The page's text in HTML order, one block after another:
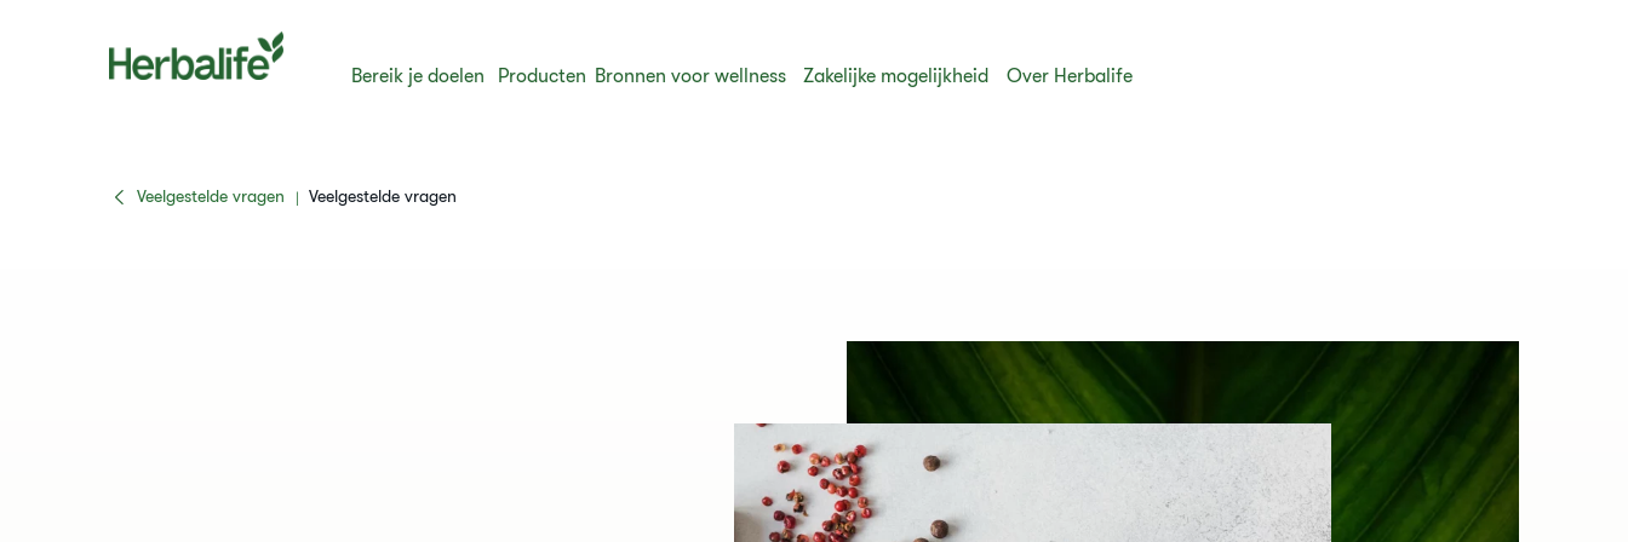
Bereik je doelen Producten Bronnen voor wellness Zakelijke mogelijkheid Over Herbalife
Veelgestelde vragen | Veelgestelde vragen